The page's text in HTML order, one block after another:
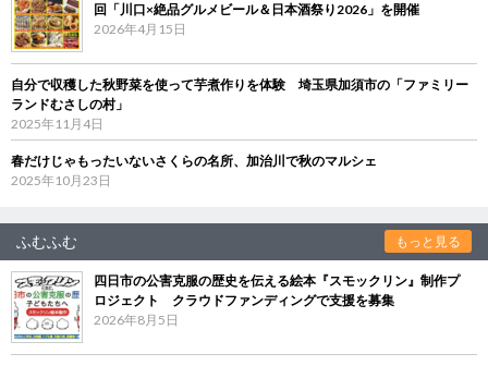
回「川口×絶品グルメビール＆日本酒祭り2026」を開催
2026年4月15日
自分で収穫した秋野菜を使って芋煮作りを体験 埼玉県加須市の「ファミリー
ランドむさしの村」
2025年11月4日
春だけじゃもったいないさくらの名所、加治川で秋のマルシェ
2025年10月23日
ふむふむ もっと見る
四日市の公害克服の歴史を伝える絵本『スモックリン』制作プ
ロジェクト クラウドファンディングで支援を募集
2026年8月5日